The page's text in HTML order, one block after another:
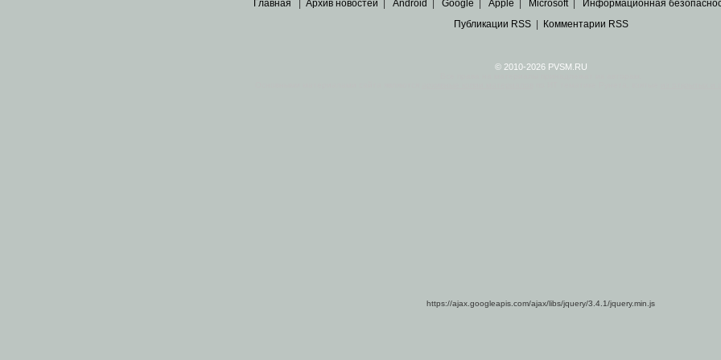
Главная Архив новостей Android Google Apple Microsoft| Информационная
Публикации RSS| Комментарии RSS
© 2010-2026 PVSM.RU
https://ajax.googleapis.com/ajax/libs/jquery/3.4.1/jquery.min.js